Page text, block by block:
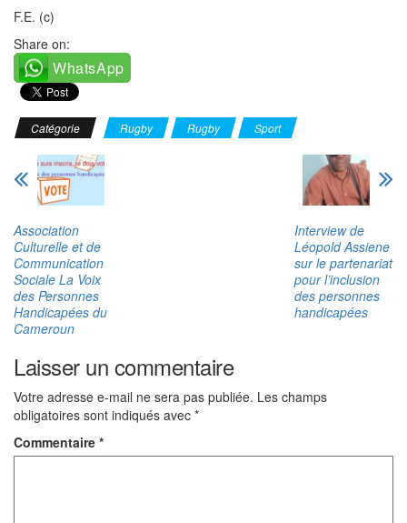
F.E. (c)
Share on:
WhatsApp
Catégorie Rugby Rugby Sport
Association
Culturelle et de
Communication
Sociale La Voix
des Personnes
Handicapées du
Cameroun
Interview de
Léopold Assiene
sur le partenariat
pour l’inclusion
des personnes
handicapées
Laisser un commentaire
Votre adresse e-mail ne sera pas publiée. Les champs
obligatoires sont indiqués avec *
Commentaire *